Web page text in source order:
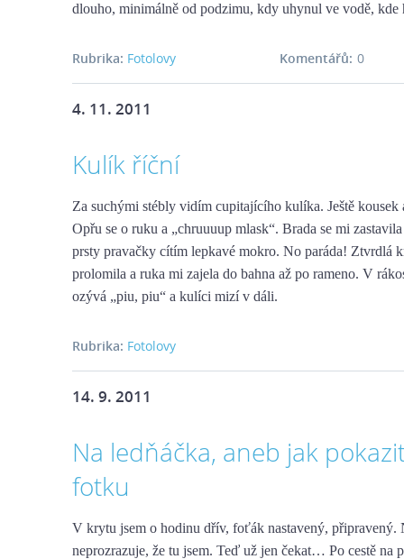
dlouho, minimálně od podzimu, kdy uhynul ve vodě, kde
Rubrika: Fotolovy 0
Komentářů:
4. 11. 2011
Kulík říční
Za suchými stébly vidím cupitajícího kulíka. Ještě kousek
Opřu se o ruku a „chruuuup mlask“. Brada se mi
prsty pravačky cítím lepkavé mokro. No paráda! Ztvrdlá
prolomila a ruka mi zajela do bahna až po rameno. V
ozývá „piu, piu“ a kulíci mizí v dáli.
Rubrika: Fotolovy
14. 9. 2011
Na ledňáčka, aneb jak
fotku
V krytu jsem o hodinu dřív, foťák nastavený, připravený.
neprozrazuje, že tu jsem. Teď už jen čekat… Po cestě na